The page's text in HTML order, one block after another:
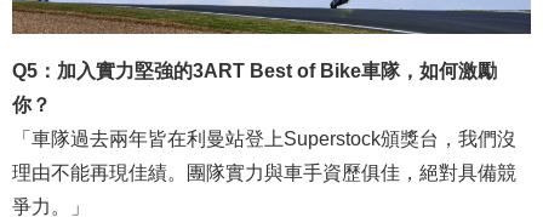
Q5：加入實力堅強的3ART Best of Bike車隊，如何激勵
你？
「車隊過去兩年皆在利曼站登上Superstock頒獎台，我們沒
理由不能再現佳績。團隊實力與車手資歷俱佳，絕對具備競
爭力。」